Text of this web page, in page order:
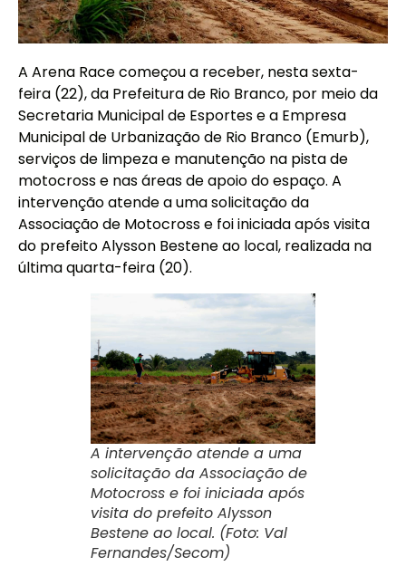
A Arena Race começou a receber, nesta sexta-
feira (22), da Prefeitura de Rio Branco, por meio da
Secretaria Municipal de Esportes e a Empresa
Municipal de Urbanização de Rio Branco (Emurb),
serviços de limpeza e manutenção na pista de
motocross e nas áreas de apoio do espaço. A
intervenção atende a uma solicitação da
Associação de Motocross e foi iniciada após visita
do prefeito Alysson Bestene ao local, realizada na
última quarta-feira (20).
A intervenção atende a uma
solicitação da Associação de
Motocross e foi iniciada após
visita do prefeito Alysson
Bestene ao local. (Foto: Val
Fernandes/Secom)